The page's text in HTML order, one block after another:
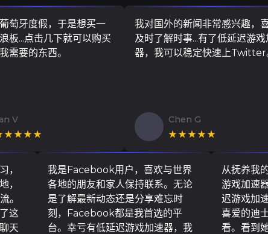
萄牙度假，于是想买一
板...点击几下就可以购买
需要的东西。
V
我对国外的新闻非常感兴趣，
及时了解时事...有了低延迟游
器，我可以稳定快速上Twitter
Chen G
★★★★★
，
，
。
这
天
我是Facebook用户，喜欢与世界
各地的朋友和家人保持联系。无论
是了解最新动态还是分享难忘时
刻，Facebook都是我首选的平
台。幸亏有低延迟游戏加速器，我
从抚养我
游戏加速
迟游戏加
喜爱的迪
看。看到